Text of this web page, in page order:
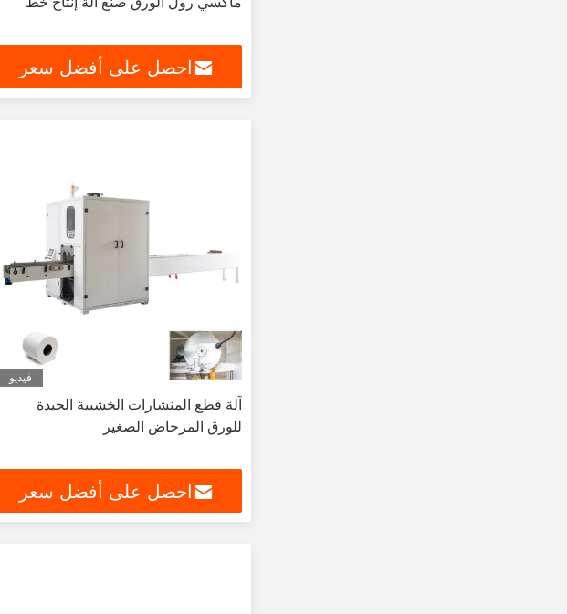
احصل على أفضل سعر
فيديو
آلة قطع المنشارات الخشبية الجيدة
للورق المرحاض الصغير
احصل على أفضل سعر